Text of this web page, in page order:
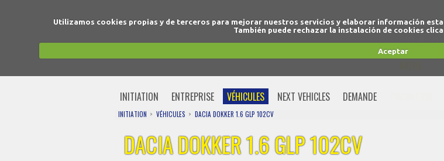
Utilizamos cookies propias y de terceros para mejorar nuestros servicios y elaborar información
También puede rechazar la instalación de cookies
Aceptar+34
INITIATION ENTREPRISE VÉHICULES NEXT VEHICLES DEMANDE
INITIATION VÉHICULES DACIA DOKKER 1.6 GLP 102CV
DACIA DOKKER 1.6 GLP 102CV